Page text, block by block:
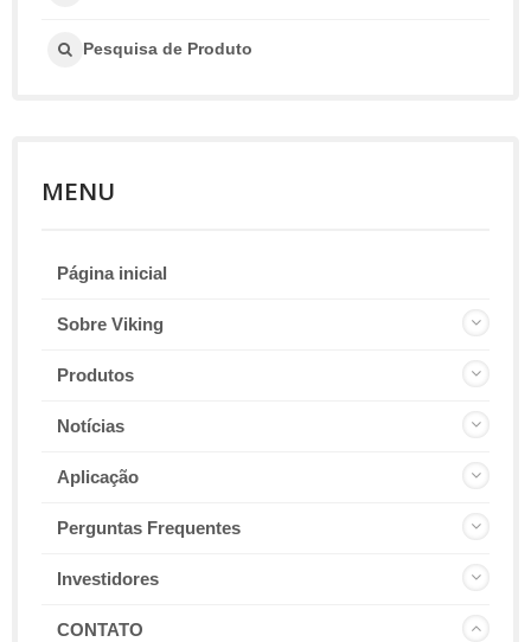
Pesquisa de Produto
MENU
Página inicial
Sobre Viking
Produtos
Notícias
Aplicação
Perguntas Frequentes
Investidores
CONTATO